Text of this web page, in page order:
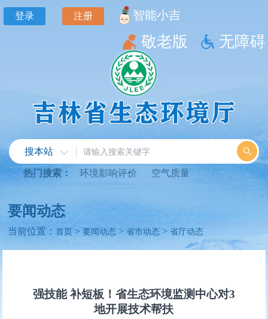
登录 注册 智能小吉
敬老版 无障碍
搜本站
热门搜索： 环境影响评价 空气质量
要闻动态
当前位置：首页>要闻动态 >省市动态 >省厅动态
强技能 补短板！省生态环境监测中心对3
地开展技术帮扶